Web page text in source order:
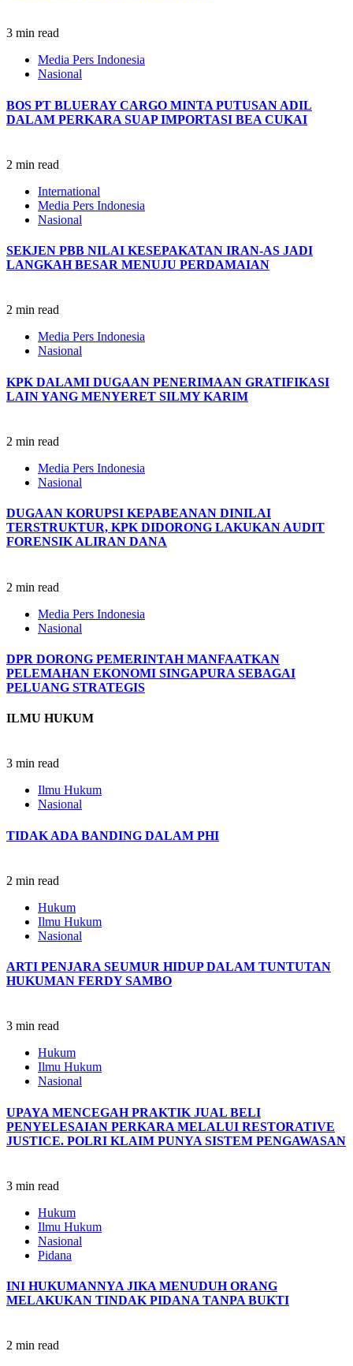
3 min read
Media Pers Indonesia
Nasional
BOS PT BLUERAY CARGO MINTA PUTUSAN ADIL
DALAM PERKARA SUAP IMPORTASI BEA CUKAI
2 min read
International
Media Pers Indonesia
Nasional
SEKJEN PBB NILAI KESEPAKATAN IRAN-AS JADI
LANGKAH BESAR MENUJU PERDAMAIAN
2 min read
Media Pers Indonesia
Nasional
KPK DALAMI DUGAAN PENERIMAAN GRATIFIKASI
LAIN YANG MENYERET SILMY KARIM
2 min read
Media Pers Indonesia
Nasional
DUGAAN KORUPSI KEPABEANAN DINILAI
TERSTRUKTUR, KPK DIDORONG LAKUKAN AUDIT
FORENSIK ALIRAN DANA
2 min read
Media Pers Indonesia
Nasional
DPR DORONG PEMERINTAH MANFAATKAN
PELEMAHAN EKONOMI SINGAPURA SEBAGAI
PELUANG STRATEGIS
ILMU HUKUM
3 min read
Ilmu Hukum
Nasional
TIDAK ADA BANDING DALAM PHI
2 min read
Hukum
Ilmu Hukum
Nasional
ARTI PENJARA SEUMUR HIDUP DALAM TUNTUTAN
HUKUMAN FERDY SAMBO
3 min read
Hukum
Ilmu Hukum
Nasional
UPAYA MENCEGAH PRAKTIK JUAL BELI
PENYELESAIAN PERKARA MELALUI RESTORATIVE
JUSTICE. POLRI KLAIM PUNYA SISTEM PENGAWASAN
3 min read
Hukum
Ilmu Hukum
Nasional
Pidana
INI HUKUMANNYA JIKA MENUDUH ORANG
MELAKUKAN TINDAK PIDANA TANPA BUKTI
2 min read